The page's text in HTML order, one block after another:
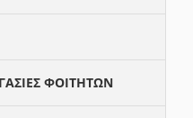
ΦΟΙΤΗΤΩΝ